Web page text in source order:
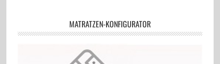
MATRATZEN-KONFIGURATOR